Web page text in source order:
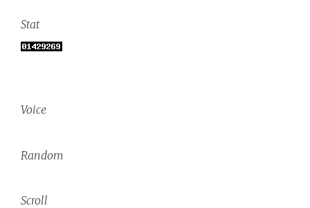
Stat
Voice
Random
Scroll